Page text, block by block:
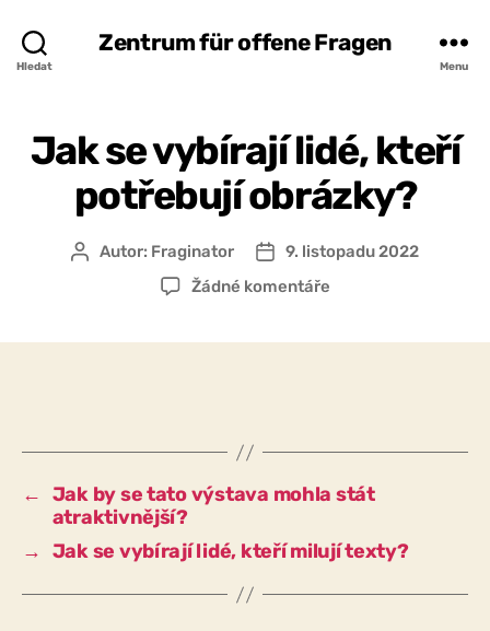
Hledat
Zentrum für offene Fragen
Menu
Jak se vybírají lidé, kteří
potřebují obrázky?
AutorAutor: Fraginator
Datum
příspěvku
9. listopadu 2022
Žádné komentářeu
lidé,
potřebují
← Jak by se tato výstava mohla stát
atraktivnější?
→ Jak se vybírají lidé, kteří milují texty?